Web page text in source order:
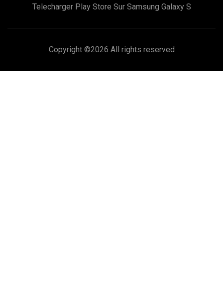
Telecharger Play Store Sur Samsung Galaxy S
Copyright ©2026 All rights reserved